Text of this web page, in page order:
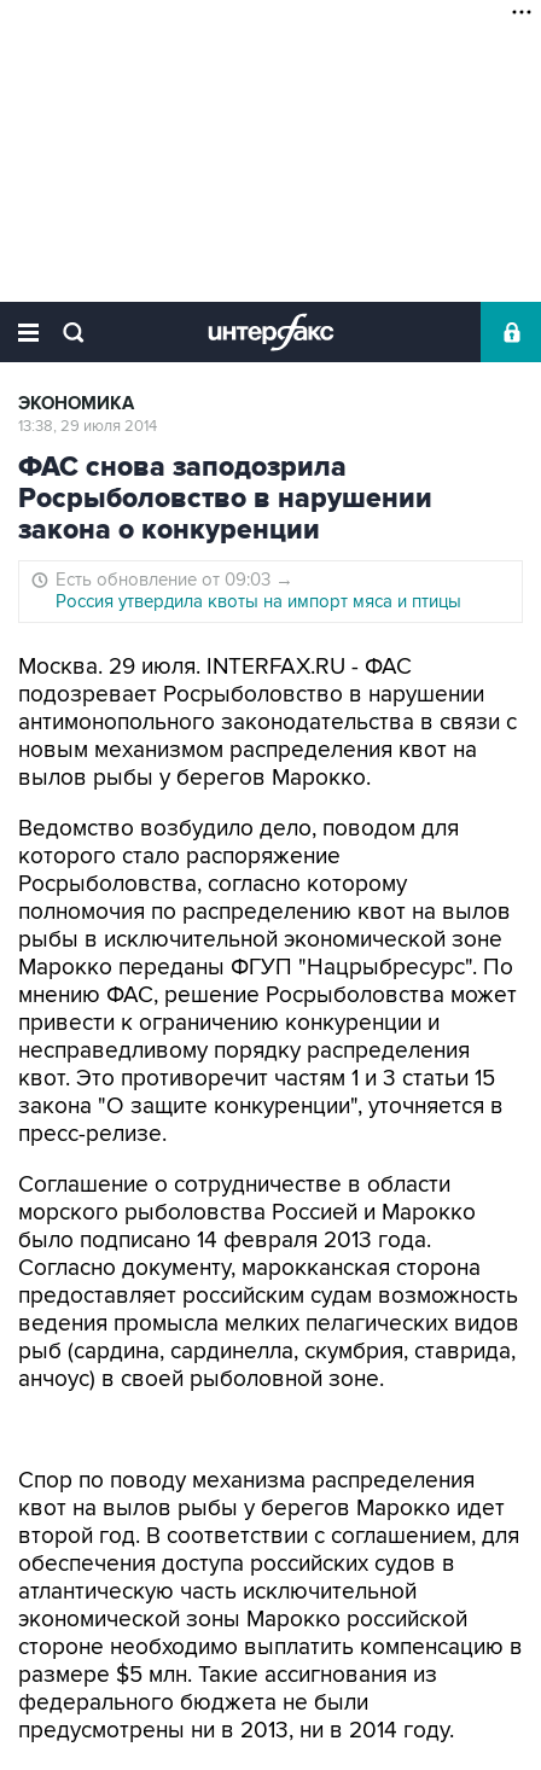
ЭКОНОМИКА
13:38, 29 июля 2014
ФАС снова заподозрила
Росрыболовство в нарушении
закона о конкуренции
Есть обновление от 09:03 →
Россия утвердила квоты на импорт мяса и птицы
Москва. 29 июля. INTERFAX.RU - ФАС
подозревает Росрыболовство в нарушении
антимонопольного законодательства в связи с
новым механизмом распределения квот на
вылов рыбы у берегов Марокко.
Ведомство возбудило дело, поводом для
которого стало распоряжение
Росрыболовства, согласно которому
полномочия по распределению квот на вылов
рыбы в исключительной экономической зоне
Марокко переданы ФГУП "Нацрыбресурс". По
мнению ФАС, решение Росрыболовства может
привести к ограничению конкуренции и
несправедливому порядку распределения
квот. Это противоречит частям 1 и 3 статьи 15
закона "О защите конкуренции", уточняется в
пресс-релизе.
Соглашение о сотрудничестве в области
морского рыболовства Россией и Марокко
было подписано 14 февраля 2013 года.
Согласно документу, марокканская сторона
предоставляет российским судам возможность
ведения промысла мелких пелагических видов
рыб (сардина, сардинелла, скумбрия, ставрида,
анчоус) в своей рыболовной зоне.
второй год. В соответствии с соглашением, для
обеспечения доступа российских судов в
атлантическую часть исключительной
экономической зоны Марокко российской
стороне необходимо выплатить компенсацию в
размере $5 млн. Такие ассигнования из
федерального бюджета не были
предусмотрены ни в 2013, ни в 2014 году.
В 2013 году эту сумму внесла Ассоциация